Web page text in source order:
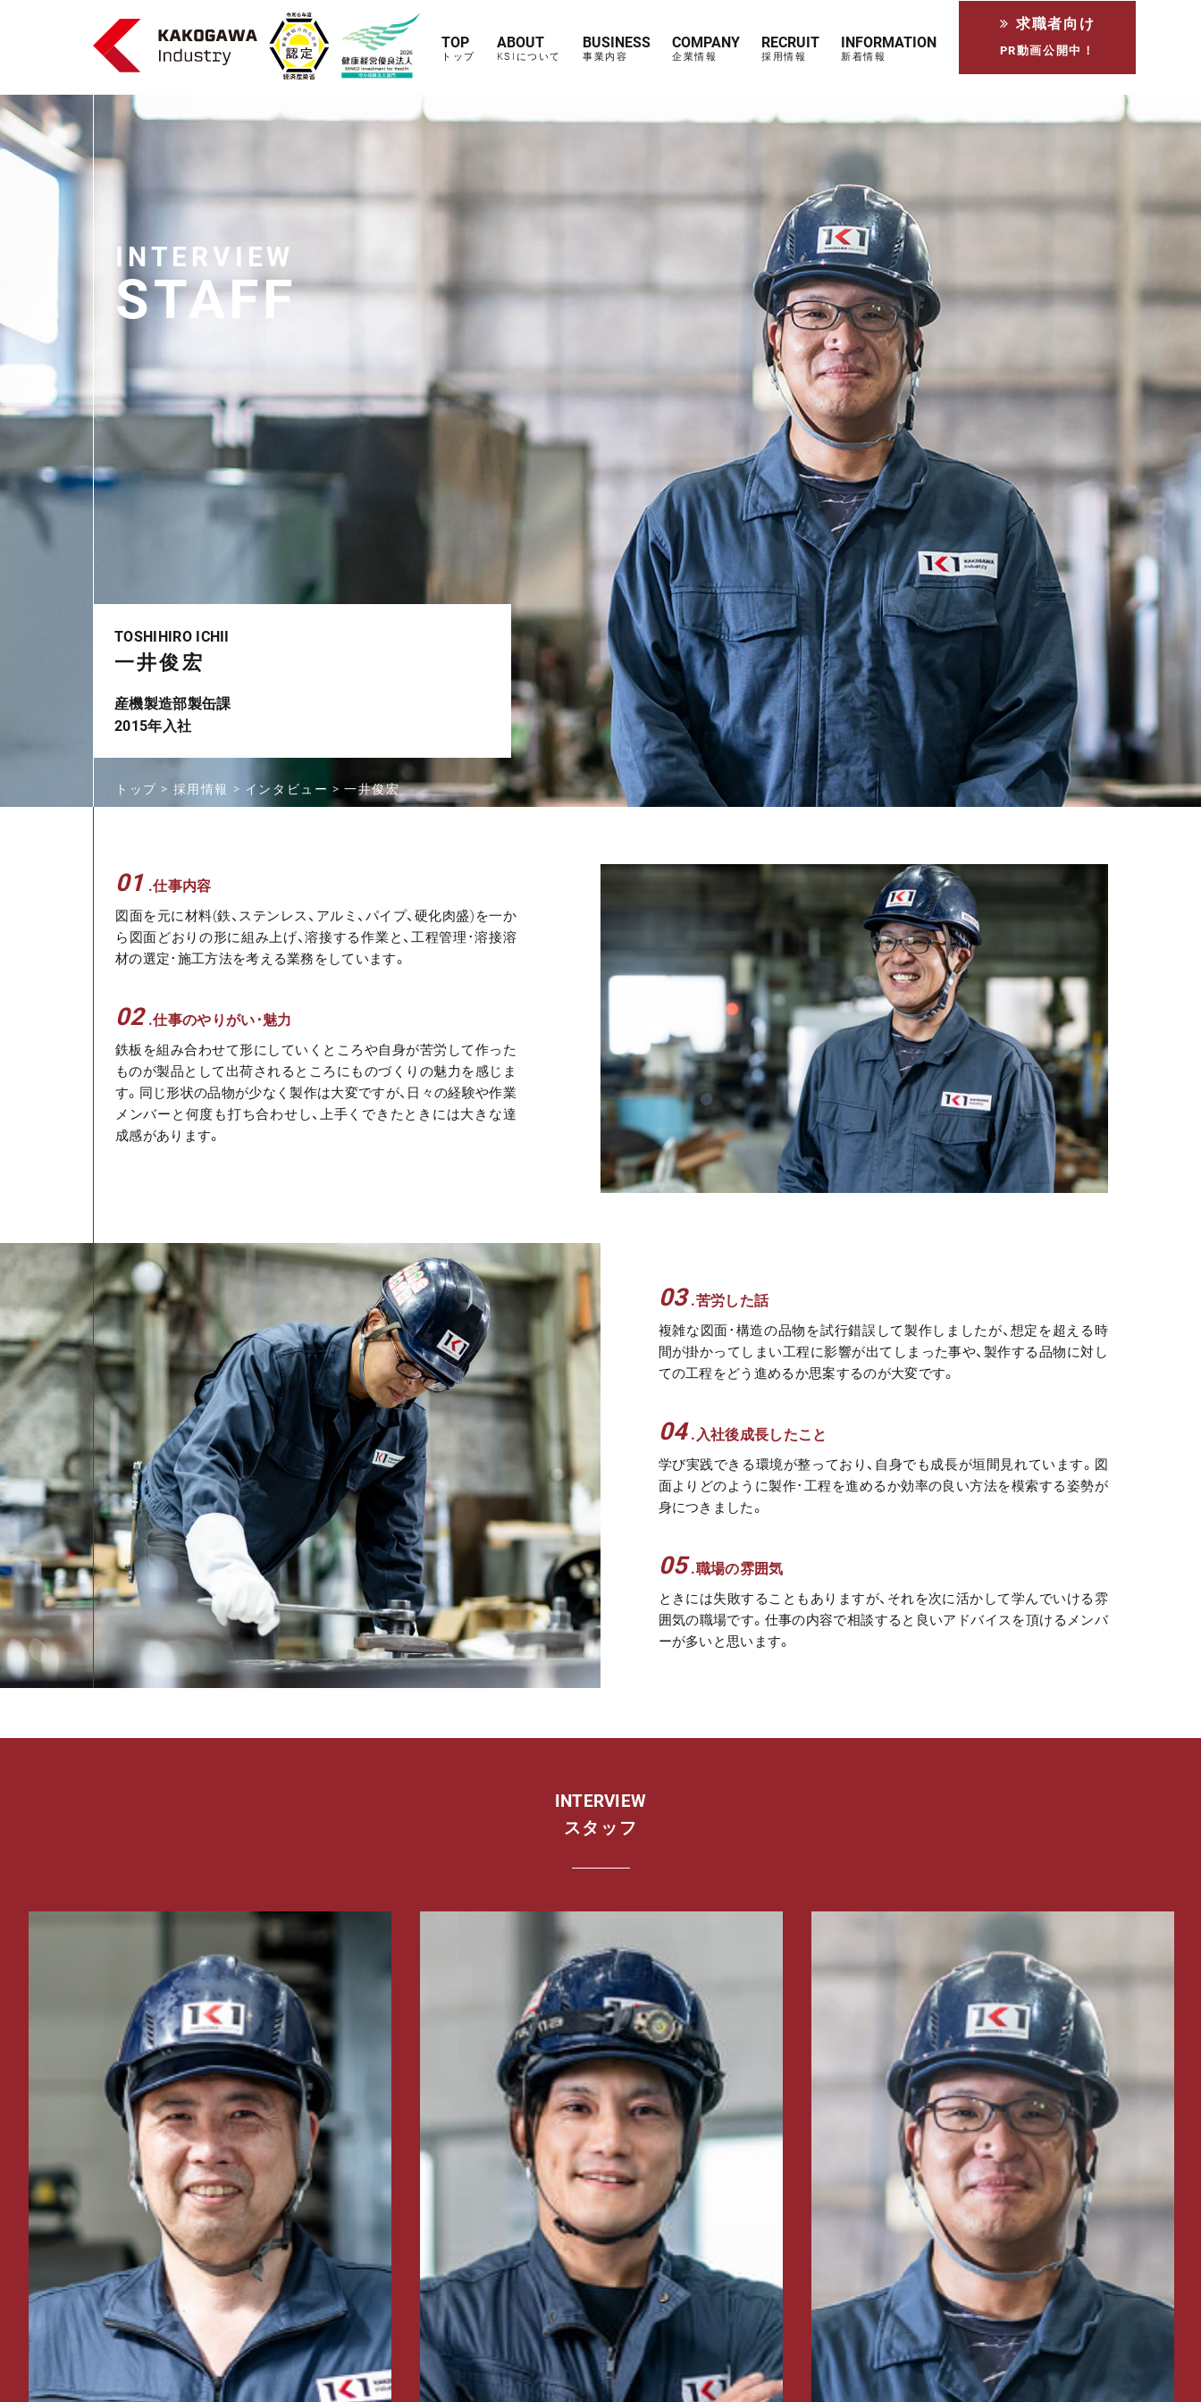
トップ
TOP
KSIについて
ABOUT
事業内容
BUSINESS
企業情報
COMPANY
採用情報
RECRUIT
新着情報
INFORMATION
求職者向け
PR動画公開中！
INTERVIEW
STAFF
TOSHIHIRO ICHII
一井俊宏
産機製造部製缶課
2015年入社
トップ > 採用情報 > インタビュー >一井俊宏
01 .仕事内容
図面を元に材料(鉄、ステンレス、アルミ、パイプ、硬化肉盛)を一か
ら図面どおりの形に組み上げ、溶接する作業と、工程管理･溶接溶
材の選定･施工方法を考える業務をしています。
02.仕事のやりがい･魅力
鉄板を組み合わせて形にしていくところや自身が苦労して作った
ものが製品として出荷されるところにものづくりの魅力を感じま
す。同じ形状の品物が少なく製作は大変ですが、日々の経験や作業
メンバーと何度も打ち合わせし、上手くできたときには大きな達
成感があります。
03.苦労した話
複雑な図面･構造の品物を試行錯誤して製作しましたが、想定を超える時
間が掛かってしまい工程に影響が出てしまった事や、製作する品物に対し
ての工程をどう進めるか思案するのが大変です。
04.入社後成長したこと
学び実践できる環境が整っており、自身でも成長が垣間見れています。図
面よりどのように製作･工程を進めるか効率の良い方法を模索する姿勢が
身につきました。
05.職場の雰囲気
ときには失敗することもありますが、それを次に活かして学んでいける雰
囲気の職場です。仕事の内容で相談すると良いアドバイスを頂けるメンバ
ーが多いと思います。
INTERVIEW
スタッフ